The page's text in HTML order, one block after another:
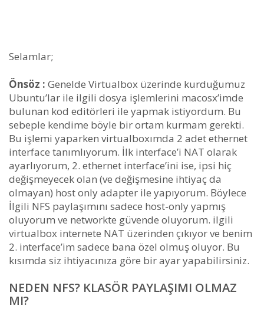
Selamlar;
Önsöz : Genelde Virtualbox üzerinde kurduğumuz
Ubuntu’lar ile ilgili dosya işlemlerini macosx’imde
bulunan kod editörleri ile yapmak istiyordum. Bu
sebeple kendime böyle bir ortam kurmam gerekti.
Bu işlemi yaparken virtualboxımda 2 adet ethernet
interface tanımlıyorum. İlk interface’i NAT olarak
ayarlıyorum, 2. ethernet interface’ini ise, ipsi hiç
değişmeyecek olan (ve değişmesine ihtiyaç da
olmayan) host only adapter ile yapıyorum. Böylece
İlgili NFS paylaşımını sadece host-only yapmış
oluyorum ve networkte güvende oluyorum. ilgili
virtualbox internete NAT üzerinden çıkıyor ve benim
2. interface’im sadece bana özel olmuş oluyor. Bu
kısımda siz ihtiyacınıza göre bir ayar yapabilirsiniz.
NEDEN NFS? KLASÖR PAYLAŞIMI OLMAZ
MI?